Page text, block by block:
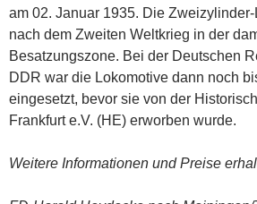
am 02. Januar 1935. Die
nach dem Zweiten Weltkrieg in der
Besatzungszone. Bei der Deutschen
DDR war die Lokomotive dann noch
eingesetzt, bevor sie von der
Frankfurt e.V. (HE) erworben wurde.
Weitere Informationen und Preise